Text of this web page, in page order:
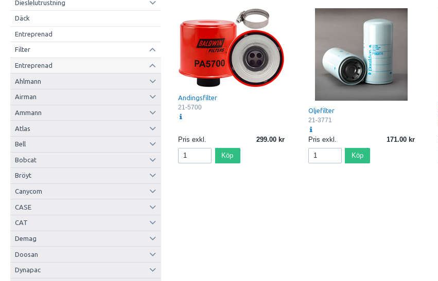
Dieslelutrustning
Däck
Entreprenad
Filter
Entreprenad
Ahlmann
Airman
Ammann
Atlas
Bell
Bobcat
Bröyt
Canycom
CASE
CAT
Demag
Doosan
Dynapac
Andingsfilter
21-5700
Pris exkl. 299.00
Köp
Oljefilter
21-3771
Pris exkl. 171.00
Köp